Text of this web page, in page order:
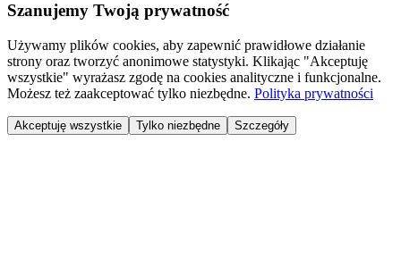
Szanujemy Twoją prywatność
Używamy plików cookies, aby zapewnić prawidłowe działanie
strony oraz tworzyć anonimowe statystyki. Klikając "Akceptuję
wszystkie" wyrażasz zgodę na cookies analityczne i funkcjonalne.
Możesz też zaakceptować tylko niezbędne. Polityka prywatności
Akceptuję wszystkie Tylko niezbędne Szczegóły